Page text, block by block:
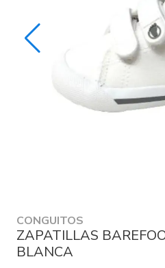
CONGUITOS
ZAPATILLAS
BLANCA